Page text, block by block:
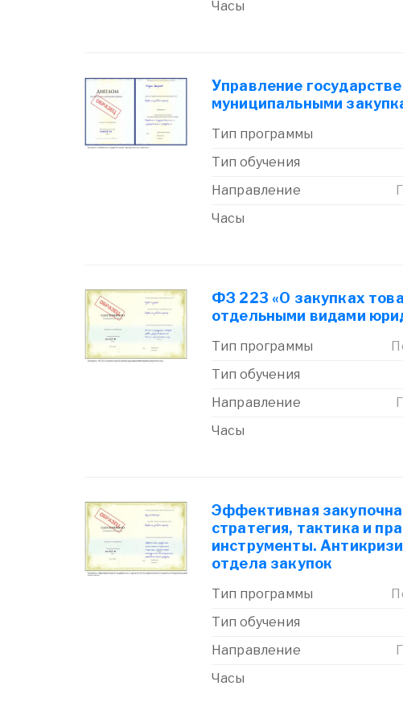
Часы
Управление
муниципальными
Тип программы
Тип обучения
Направление
Часы
ФЗ 223 «О закупках
отдельными видами
Тип программы
Тип обучения
Направление
Часы
Эффективная
стратегия, тактика и
инструменты.
отдела закупок
Тип программы
Тип обучения
Направление
Часы